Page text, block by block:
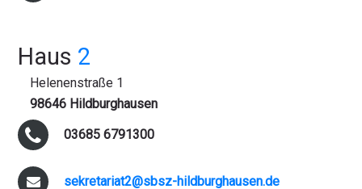
Haus 2
Helenenstraße 1
98646 Hildburghausen
03685 6791300
sekretariat2@sbsz-hildburghausen.de